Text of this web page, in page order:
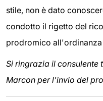
stile, non è dato
condotto il rigetto del
prodromico
Si ringrazia il
Marcon per l'invio del